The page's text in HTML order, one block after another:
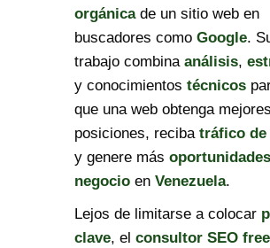
orgánicade un sitio web en
buscadores como Google.
trabajo combina análisis,
y conocimientos técnicos
que una web obtenga mejores
posiciones, reciba tráfico de
y genere más
negocio en Venezuela.
Lejos de limitarse a colocar
clave, el consultor SEO